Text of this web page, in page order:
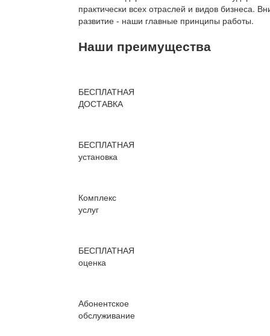
практически всех отраслей и видов бизнеса.
развитие - наши главные принципы работы.
Наши преимущества
БЕСПЛАТНАЯ
ДОСТАВКА
БЕСПЛАТНАЯ
установка
Комплекс
услуг
БЕСПЛАТНАЯ
оценка
Абонентское
обслуживание